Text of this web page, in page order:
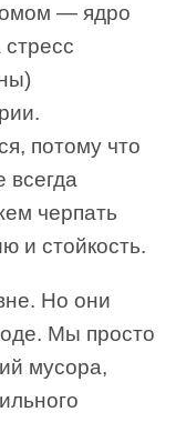
— ядро
потому что
всегда
черпать
и стойкость.
Но они
Мы просто
мусора,